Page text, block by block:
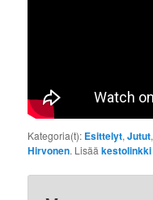
Kategoria(t): Esittelyt,Jutut,
Hirvonen. Lisääkestolinkki